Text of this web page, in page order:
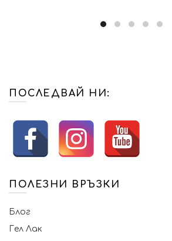
ПОСЛЕДВАЙ НИ:
ПОЛЕЗНИ ВРЪЗКИ
Блог
Гел Лак